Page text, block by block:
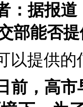
：据报
部能否
以提供的
前，高